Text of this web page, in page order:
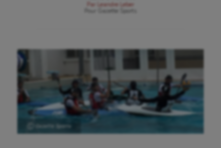
Par
Leandre Leber
Gazette Sports
Ⓒ Gazette Sports